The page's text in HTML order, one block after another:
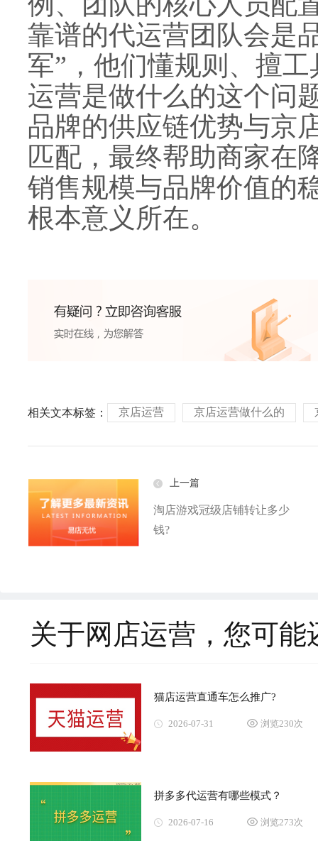
靠谱的代运营团队会是
军”，他们懂规则、擅
运营是做什么的这个问
品牌的供应链优势与京
匹配，最终帮助商家在
销售规模与品牌价值的
根本意义所在。
相关文本标签： 京店运营 京店运营做什么的
上一篇
淘店游戏冠级店铺转让多少
钱?
关于网店运营，您可能
猫店运营直通车怎么推广?
2026-07-31 浏览230次
拼多多代运营有哪些模式？
2026-07-16 浏览273次